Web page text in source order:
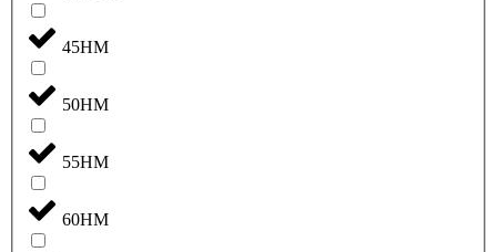
45НМ
50НМ
55НМ
60НМ